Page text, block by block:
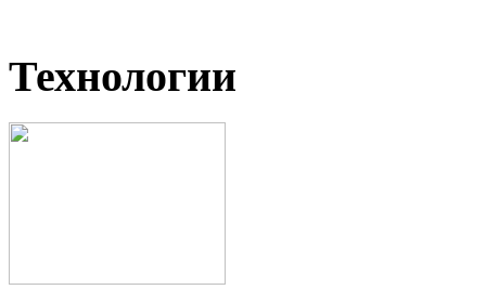
Технологии